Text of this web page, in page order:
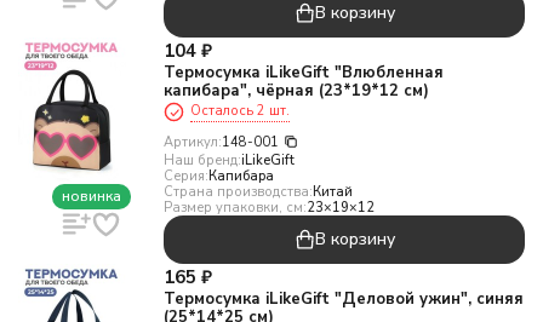
В корзину
новинка
104 ₽
Термосумка iLikeGift "Влюбленная
капибара", чёрная (23*19*12 см)
Осталось 2 шт.
Артикул:148-001
Наш бренд:iLikeGift
Серия:Капибара
Страна производства:Китай
Размер упаковки, см:23×19×12
В корзину
165 ₽
Термосумка iLikeGift "Деловой ужин", синяя
(25*14*25 см)